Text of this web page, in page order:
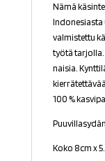
Nämä
Indonesiasta
valmistettu
työtä tarjolla.
naisia.
100 %
Puuvillasydän.
Koko 8cm x